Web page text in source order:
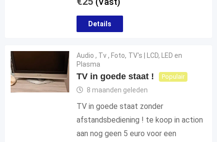
Details
Audio , Tv , Foto, TV's | LCD, LED en
Plasma
TV in goede staat ! Populair
8 maanden geleden
TV in goede staat zonder
afstandsbediening ! te koop in action
aan nog geen 5 euro voor een